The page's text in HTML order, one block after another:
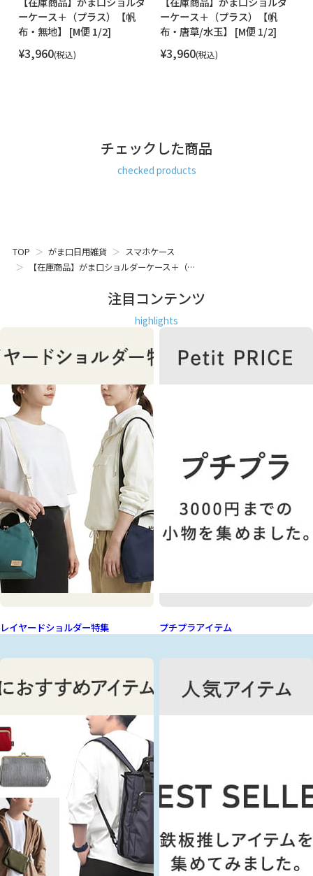
前面にはオープンポケットがあり、出し入れの多い物などを
収納できます。
SERIES
やハンカチまで、色柄豊富にアイテムをラインナップ。ニュ
い色使いにほっこりするシリーズです。
大きめサイズのスマホが入る、薄型コンパクトなショルダー
スマホをすっぽりと収納できるタイプのスマホ専用のショル
ダーケースをお探しの方におすすめな薄型のポシェットで
す。外ポケットも付いているのでサッと何かを入れておきた
い時に重宝します。
ICOCAやSuica、PiTaPa、PASMOなどなど、お持ちのICカード
サブバッグとしても便利です。
スマホ ポシェット バッグ カバン 鞄 かばん ショルダー 斜め
掛け ケース レディース おでかけ お出かけ お散歩 サブバッグ
バッグインバッグ メンズ ユニセックス バッグイン マルチ 収
納 おすすめ ねこ 猫 メルヘン イラスト かわいい 女性が 喜ぶ
喜ばれる プレゼント もらって 嬉しい ちょっと 良いもの いい
もの 日本製 京都 ガマグチ がまぐち
ーケース＋（プラス）【帆
布・無地】 [M便 1/2]
¥3,960 税込
ーケース＋（プラス）【帆
布・唐草/水玉】 [M便 1/2]
¥3,960 税込
チェックした商品
checked products
TOP がま口日用雑貨
スマホケース
【在庫商品】がま口ショルダーケース＋（…
注目コンテンツ
highlights
レイヤードショルダー特集 プチプラアイテム